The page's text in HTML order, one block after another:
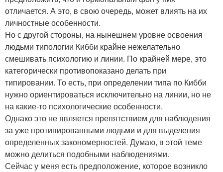
отличается. А это, в свою очередь, может влиять на их
личностные особенности.
Но с другой стороны, на нынешнем уровне освоения
людьми типологии Кибби крайне нежелательно
смешивать психологию и линии. По крайней мере, это
категорически противопоказано делать при
типировании. То есть, при определении типа по Кибби
нужно ориентироваться исключительно на линии, но не
на какие-то психологические особенности.
Однако это не является препятствием для наблюдения
за уже протипированными людьми и для выделения
определенных закономерностей. Думаю, в этой теме
можно делиться подобными наблюдениями.
Сейчас у меня есть предположение, которое возникло